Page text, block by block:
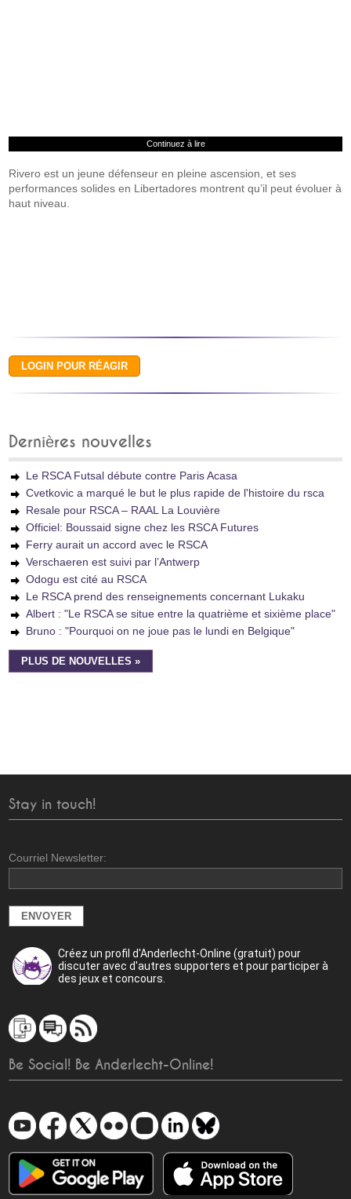
Continuez à lire
Rivero est un jeune défenseur en pleine ascension, et ses
performances solides en Libertadores montrent qu’il peut évoluer à
haut niveau.
Dernières nouvelles
Le RSCA Futsal débute contre Paris Acasa
Cvetkovic a marqué le but le plus rapide de l'histoire du rsca
Resale pour RSCA – RAAL La Louvière
Officiel: Boussaid signe chez les RSCA Futures
Ferry aurait un accord avec le RSCA
Verschaeren est suivi par l’Antwerp
Odogu est cité au RSCA
Le RSCA prend des renseignements concernant Lukaku
Albert : "Le RSCA se situe entre la quatrième et sixième place"
Bruno : "Pourquoi on ne joue pas le lundi en Belgique"
PLUS DE NOUVELLES »
Stay in touch!
Courriel Newsletter:
Créez un profil d'Anderlecht-Online (gratuit) pour
discuter avec d'autres supporters et pour participer à
des jeux et concours.
Be Social! Be Anderlecht-Online!